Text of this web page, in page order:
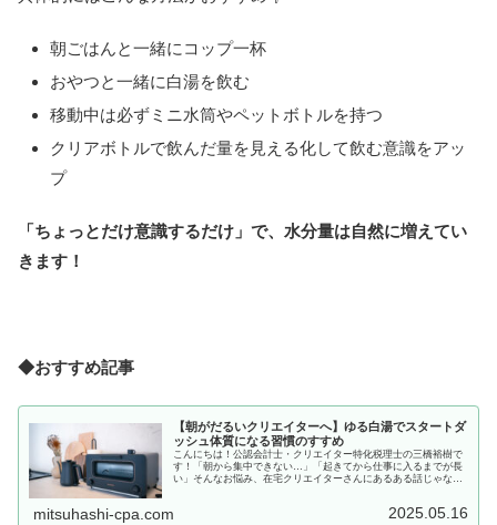
朝ごはんと一緒にコップ一杯
おやつと一緒に白湯を飲む
移動中は必ずミニ水筒やペットボトルを持つ
クリアボトルで飲んだ量を見える化して飲む意識をアッ
プ
「ちょっとだけ意識するだけ」で、水分量は自然に増えてい
きます！
◆おすすめ記事
【朝がだるいクリエイターへ】ゆる白湯でスタートダ
ッシュ体質になる習慣のすすめ
こんにちは！公認会計士・クリエイター特化税理士の三橋裕樹で
す！「朝から集中できない…」「起きてから仕事に入るまでが長
い」そんなお悩み、在宅クリエイターさんにあるある話じゃない
mitsuhashi-cpa.com 2025.05.16